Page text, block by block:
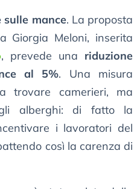
sulle mance. La proposta
Giorgia Meloni, inserita
, prevede una riduzione
al 5%. Una misura
trovare camerieri, ma
alberghi: di fatto la
i lavoratori del
così la carenza di